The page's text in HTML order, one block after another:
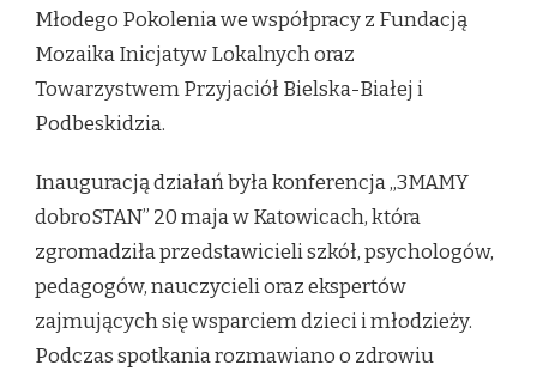
Młodego Pokolenia we współpracy z Fundacją
Mozaika Inicjatyw Lokalnych oraz
Towarzystwem Przyjaciół Bielska-Białej i
Podbeskidzia.
Inauguracją działań była konferencja „3MAMY
dobroSTAN” 20 maja w Katowicach, która
zgromadziła przedstawicieli szkół, psychologów,
pedagogów, nauczycieli oraz ekspertów
zajmujących się wsparciem dzieci i młodzieży.
Podczas spotkania rozmawiano o zdrowiu